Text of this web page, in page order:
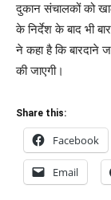
दुकान संचालकों को
के निर्देश के बाद भी
ने कहा है कि बारदाने
की जाएगी।
Share this:
Facebook
Email